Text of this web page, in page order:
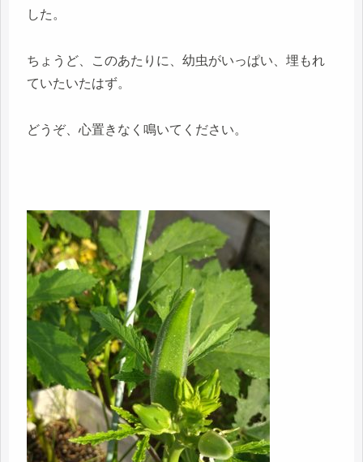
した。
ちょうど、このあたりに、幼虫がいっぱい、埋もれ
ていたいたはず。
どうぞ、心置きなく鳴いてください。